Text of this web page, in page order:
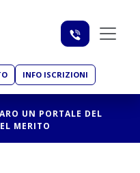
INFO ISCRIZIONI
UN PORTALE DEL
MERITO